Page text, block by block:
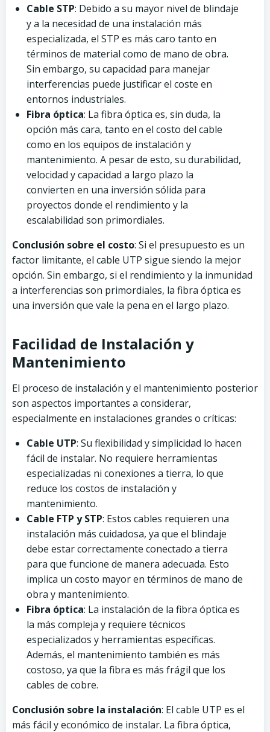
Cable STP: Debido a su mayor nivel de blindaje
y a la necesidad de una instalación más
especializada, el STP es más caro tanto en
términos de material como de mano de obra.
Sin embargo, su capacidad para manejar
interferencias puede justificar el coste en
entornos industriales.
Fibra óptica: La fibra óptica es, sin duda, la
opción más cara, tanto en el costo del cable
como en los equipos de instalación y
mantenimiento. A pesar de esto, su durabilidad,
velocidad y capacidad a largo plazo la
convierten en una inversión sólida para
proyectos donde el rendimiento y la
escalabilidad son primordiales.
Conclusión sobre el costo: Si el presupuesto es un
factor limitante, el cable UTP sigue siendo la mejor
opción. Sin embargo, si el rendimiento y la inmunidad
a interferencias son primordiales, la fibra óptica es
una inversión que vale la pena en el largo plazo.
Facilidad de Instalación y
Mantenimiento
El proceso de instalación y el mantenimiento posterior
son aspectos importantes a considerar,
especialmente en instalaciones grandes o críticas:
Cable UTP: Su flexibilidad y simplicidad lo hacen
fácil de instalar. No requiere herramientas
especializadas ni conexiones a tierra, lo que
reduce los costos de instalación y
mantenimiento.
Cable FTP y STP: Estos cables requieren una
instalación más cuidadosa, ya que el blindaje
debe estar correctamente conectado a tierra
para que funcione de manera adecuada. Esto
implica un costo mayor en términos de mano de
obra y mantenimiento.
Fibra óptica: La instalación de la fibra óptica es
la más compleja y requiere técnicos
especializados y herramientas específicas.
Además, el mantenimiento también es más
costoso, ya que la fibra es más frágil que los
cables de cobre.
Conclusión sobre la instalación: El cable UTP es el
más fácil y económico de instalar. La fibra óptica,